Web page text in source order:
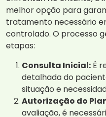
melhor opção para
tratamento necessário
controlado. O processo
etapas:
Consulta Inicial: É
detalhada do
situação e
Autorização do
avaliação, é